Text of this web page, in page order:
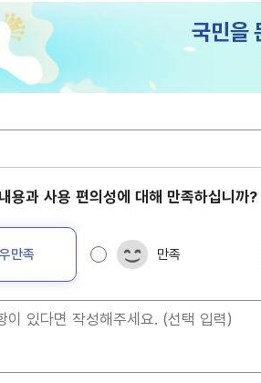
용과 사용 편의성에 대해 만족하십니까?
만족 만족